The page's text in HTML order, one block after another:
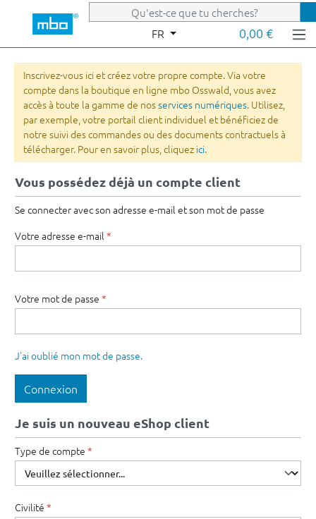
Passer au contenu principal
FR 0,00 €
Inscrivez-vous ici et créez votre propre compte. Via votre
compte dans la boutique en ligne mbo Osswald, vous avez
accès à toute la gamme de nosservices numériques. Utilisez,
par exemple, votre portail client individuel et bénéficiez de
notre suivi des commandes ou des documents contractuels à
télécharger. Pour en savoir plus, cliquez ici.
Vous possédez déjà un compte client
Se connecter avec son adresse e-mail et son mot de passe
Votre adresse e-mail *
Votre mot de passe *
J'ai oublié mon mot de passe.
Connexion
Je suis un nouveau eShop client
Informations personnelles
Type de compte *
Civilité *